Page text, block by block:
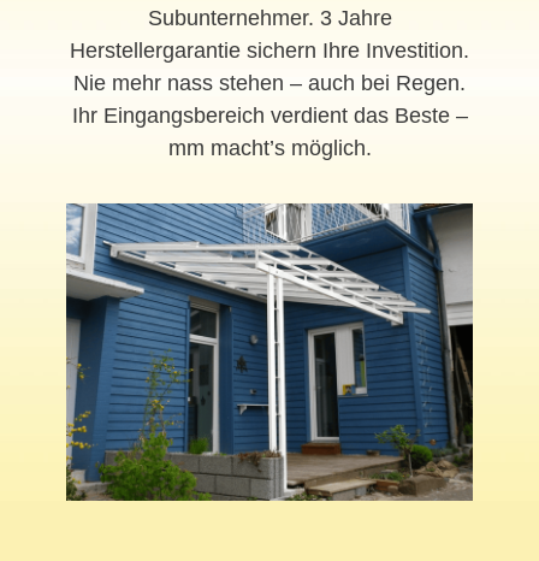
Subunternehmer. 3 Jahre
Herstellergarantie sichern Ihre Investition.
Nie mehr nass stehen – auch bei Regen.
Ihr Eingangsbereich verdient das Beste –
mm macht’s möglich.